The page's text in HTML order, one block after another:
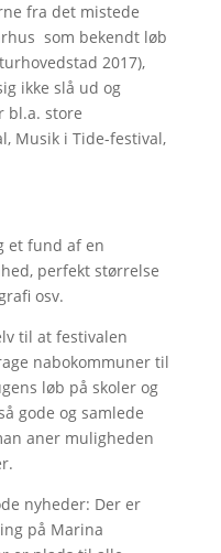
fra det mistede
som bekendt løb
2017),
ikke slå ud og
bl.a. store
Musik i Tide-festival,
et fund af en
perfekt størrelse
osv.
til at festivalen
nabokommuner til
løb på skoler og
gode og samlede
aner muligheden
nyheder: Der er
på Marina